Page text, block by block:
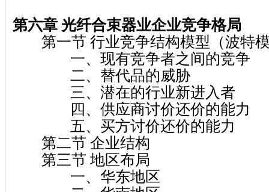
第六章 光纤合束器业企业竞争格局
第一节 行业竞争结构模型（波特
一、现有竞争者之间的竞争
二、替代品的威胁
三、潜在的行业新进入者
四、供应商讨价还价的能力
五、买方讨价还价的能力
第二节 企业结构
第三节 地区布局
一、华东地区